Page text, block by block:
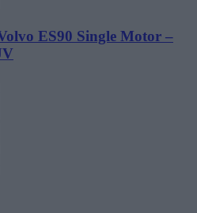
ES90 Single Motor –